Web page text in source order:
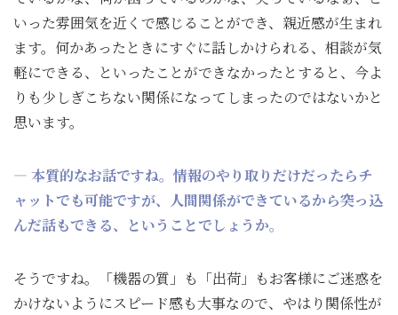
いった雰囲気を近くで感じることができ、親近感が生まれ
ます。何かあったときにすぐに話しかけられる、相談が気
軽にできる、といったことができなかったとすると、今よ
りも少しぎこちない関係になってしまったのではないかと
思います。
― 本質的なお話ですね。情報のやり取りだけだったらチ
ャットでも可能ですが、人間関係ができているから突っ込
んだ話もできる、ということでしょうか。
そうですね。「機器の質」も「出荷」もお客様にご迷惑を
かけないようにスピード感も大事なので、やはり関係性が